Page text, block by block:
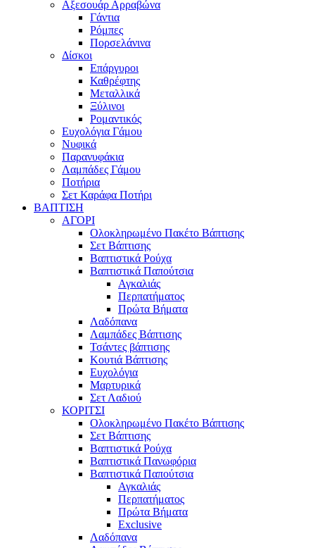
Αξεσουάρ Αρραβώνα
Γάντια
Ρόμπες
Πορσελάνινα
Δίσκοι
Επάργυροι
Καθρέφτης
Μεταλλικά
Ξύλινοι
Ρομαντικός
Ευχολόγια Γάμου
Νυφικά
Παρανυφάκια
Λαμπάδες Γάμου
Ποτήρια
Σετ Καράφα Ποτήρι
ΒΑΠΤΙΣΗ
ΑΓΟΡΙ
Ολοκληρωμένο Πακέτο Βάπτισης
Σετ Βάπτισης
Βαπτιστικά Ρούχα
Βαπτιστικά Παπούτσια
Αγκαλιάς
Περπατήματος
Πρώτα Βήματα
Λαδόπανα
Λαμπάδες Βάπτισης
Τσάντες βάπτισης
Κουτιά Βάπτισης
Ευχολόγια
Μαρτυρικά
Σετ Λαδιού
ΚΟΡΙΤΣΙ
Ολοκληρωμένο Πακέτο Βάπτισης
Σετ Βάπτισης
Βαπτιστικά Ρούχα
Βαπτιστικά Πανωφόρια
Βαπτιστικά Παπούτσια
Αγκαλιάς
Περπατήματος
Πρώτα Βήματα
Exclusive
Λαδόπανα